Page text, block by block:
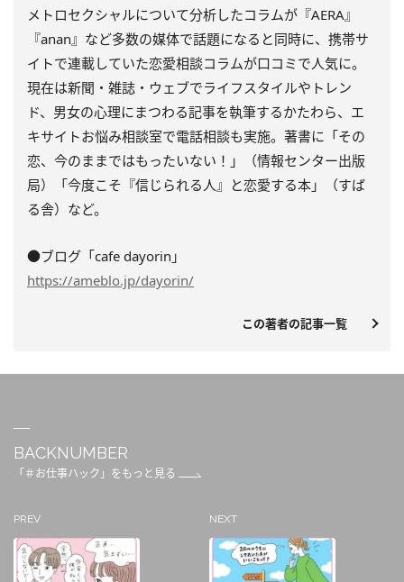
メトロセクシャルについて分析したコラムが『AERA』
『anan』など多数の媒体で話題になると同時に、携帯サ
イトで連載していた恋愛相談コラムが口コミで人気に。
現在は新聞・雑誌・ウェブでライフスタイルやトレン
ド、男女の心理にまつわる記事を執筆するかたわら、エ
キサイトお悩み相談室で電話相談も実施。著書に「その
恋、今のままではもったいない！」（情報センター出版
局）「今度こそ『信じられる人』と恋愛する本」（すば
る舎）など。
●ブログ「cafe dayorin」
https://ameblo.jp/dayorin/
この著者の記事一覧
BACKNUMBER
「＃お仕事ハック」をもっと見る
PREV NEXT